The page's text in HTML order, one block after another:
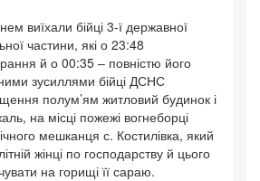
виїхали бійці 3-ї державної
частини, які о 23:48
й о 00:35 – повністю його
зусиллями бійці ДСНС
полум’ям житловий будинок і
на місці пожежі вогнеборці
мешканця с. Костилівка, який
жінці по господарству й цього
на горищі її сараю.